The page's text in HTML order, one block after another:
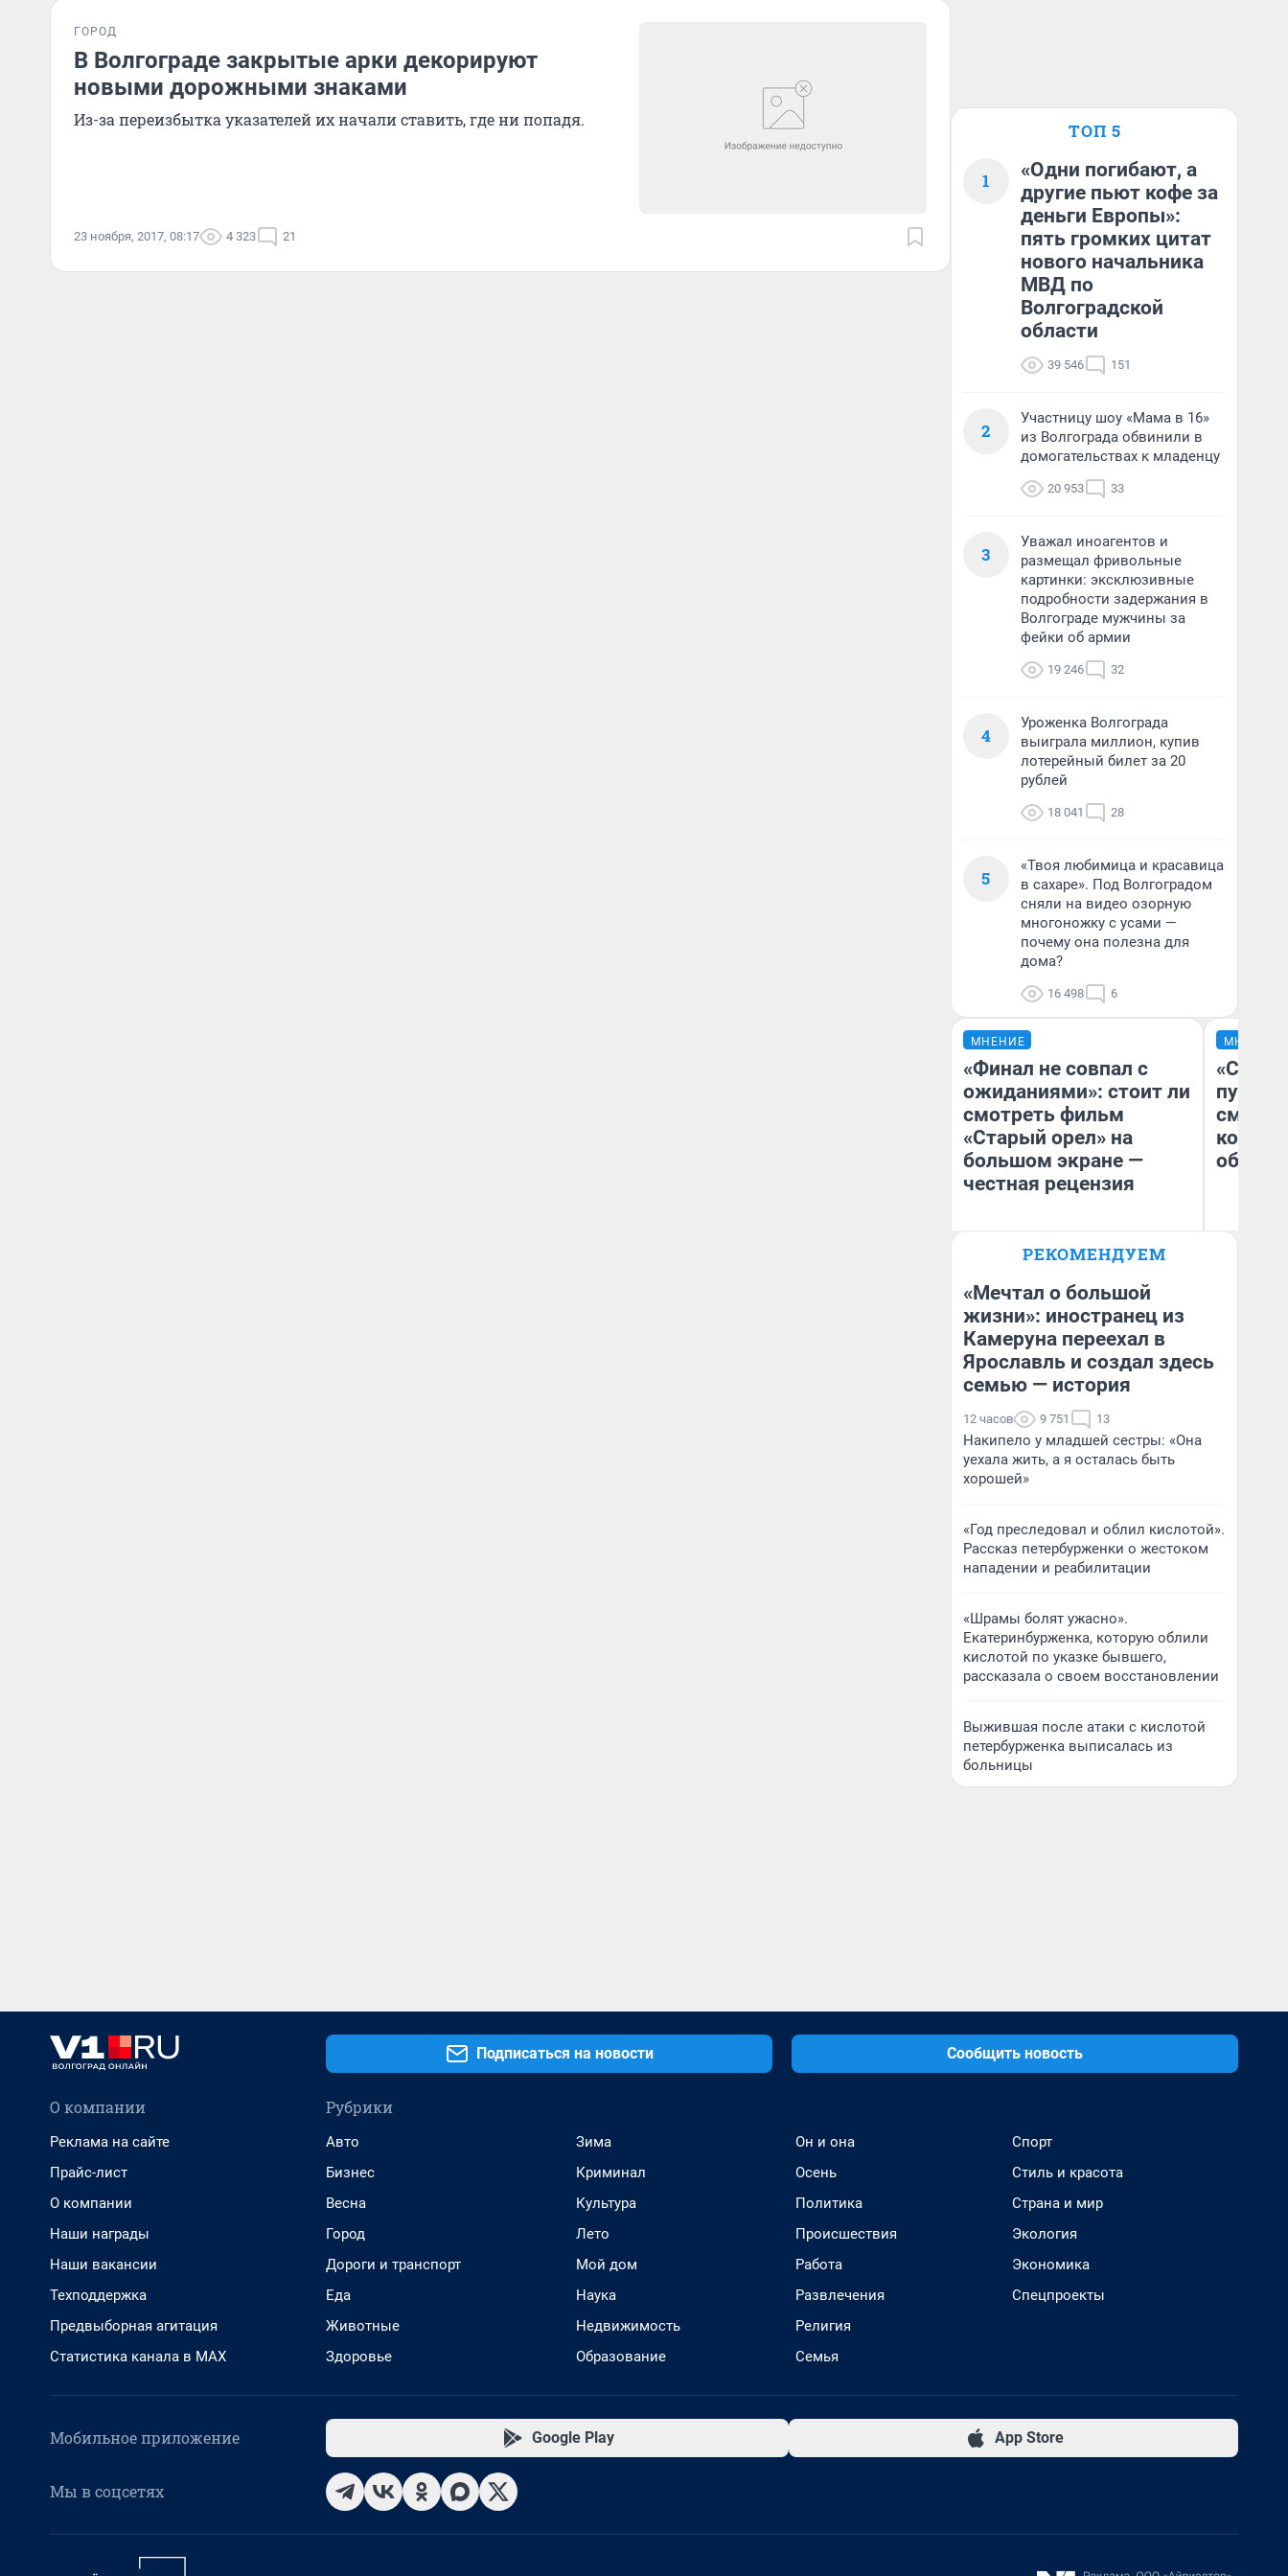
ГОРОД
В Волгограде закрытые арки декорируют
новыми дорожными знаками
Из-за переизбытка указателей их начали ставить, где ни попадя.
23 ноября, 2017, 08:17 4 323 21
ТОП 5
1
«Одни погибают, а
другие пьют кофе за
деньги Европы»:
пять громких цитат
нового начальника
МВД по
Волгоградской
области
39 546 151
2
Участницу шоу «Мама в 16»
из Волгограда обвинили в
домогательствах к младенцу
20 953 33
3
Уважал иноагентов и
размещал фривольные
картинки: эксклюзивные
подробности задержания в
Волгограде мужчины за
фейки об армии
19 246 32
4
Уроженка Волгограда
выиграла миллион, купив
лотерейный билет за 20
рублей
18 041 28
5
«Твоя любимица и красавица
в сахаре». Под Волгоградом
сняли на видео озорную
многоножку с усами —
почему она полезна для
дома?
16 498 6
МНЕНИЕ
«Финал не совпал с
ожиданиями»: стоит ли
смотреть фильм
«Старый орел» на
большом экране —
честная рецензия
Надежда Губарь
МНЕНИЕ
РЕКОМЕНДУЕМ
«Мечтал о большой
жизни»: иностранец из
Камеруна переехал в
Ярославль и создал здесь
семью — история
12 часов 9 751 13
Накипело у младшей сестры: «Она
уехала жить, а я осталась быть
хорошей»
«Год преследовал и облил кислотой».
Рассказ петербурженки о жестоком
нападении и реабилитации
«Шрамы болят ужасно».
Екатеринбурженка, которую облили
кислотой по указке бывшего,
рассказала о своем восстановлении
Выжившая после атаки с кислотой
петербурженка выписалась из
больницы
Подписаться на новости Сообщить новость
О компании
Реклама на сайте
Прайс-лист
О компании
Наши награды
Наши вакансии
Техподдержка
Предвыборная агитация
Статистика канала в MAX
Рубрики
Авто
Бизнес
Весна
Город
Дороги и транспорт
Еда
Животные
Здоровье
Зима
Криминал
Культура
Лето
Мой дом
Наука
Недвижимость
Образование
Он и она
Осень
Политика
Происшествия
Работа
Развлечения
Религия
Семья
Спорт
Стиль и красота
Страна и мир
Экология
Экономика
Спецпроекты
Мобильное приложение Google Play App Store
Мы в соцсетях